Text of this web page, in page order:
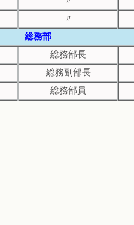
〃
総務部
総務部長
総務副部長
総務部員